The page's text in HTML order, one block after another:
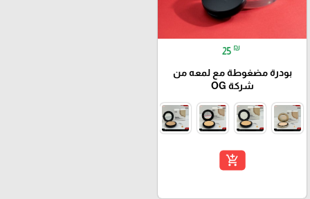
25 ₪
بودرة مضغوطة مع لمعه من
شركة OG
add_shopping_cart